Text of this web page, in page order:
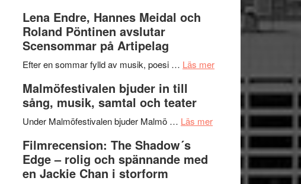
vidsträckta
Trustorhärvan
–
fascinerande,
spännande
ger
mycket
att
på
Lena Endre, Hannes Meidal och
Roland Pöntinen avslutar
Scensommar på Artipelag
Efter en sommar fylld av musik, poesi … Läs merom
Hannes
Roland
avslutar
Malmöfestivalen bjuder in till
sång, musik, samtal och teater
Under Malmöfestivalen bjuder Malmö … Läs merom
Malmöfestivalen
Filmrecension: The Shadow´s
Edge – rolig och spännande med
en Jackie Chan i storform